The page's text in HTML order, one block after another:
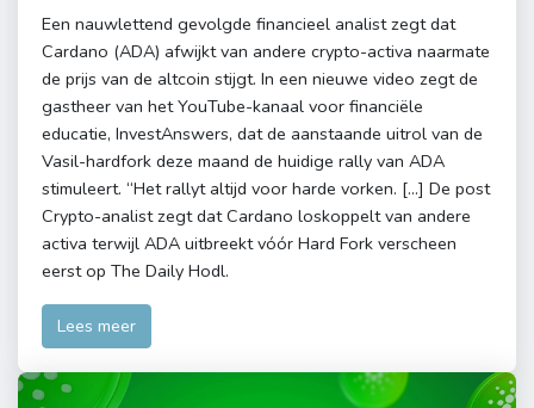
Een nauwlettend gevolgde financieel analist zegt dat
Cardano (ADA) afwijkt van andere crypto-activa naarmate
de prijs van de altcoin stijgt. In een nieuwe video zegt de
gastheer van het YouTube-kanaal voor financiële
educatie, InvestAnswers, dat de aanstaande uitrol van de
Vasil-hardfork deze maand de huidige rally van ADA
stimuleert. “Het rallyt altijd voor harde vorken. […] De post
Crypto-analist zegt dat Cardano loskoppelt van andere
activa terwijl ADA uitbreekt vóór Hard Fork verscheen
eerst op The Daily Hodl.
Lees meer